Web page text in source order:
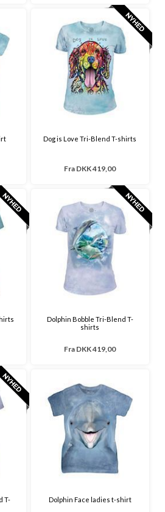
Dog is Love Tri-Blend T-shirts
Fra DKK 419,00
Dolphin Bobble Tri-Blend T-
shirts
Fra DKK 419,00
T-
Dolphin Face ladies t-shirt